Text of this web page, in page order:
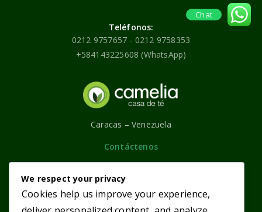
Teléfonos:
0212 9757657 - 0212 9758353
+584143225608 (WhatsApp)
Caracas – Venezuela
Contáctenos
Categorías
Tés Púros
¿Quiénes somos?
We respect your privacy
Cookies help us improve your experience,
Chat